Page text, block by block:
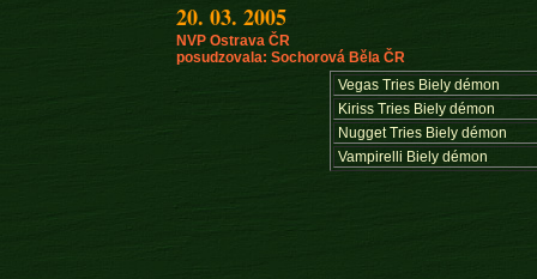
20. 03. 2005
NVP Ostrava ČR
posudzovala: Sochorová Běla ČR
Vegas Tries Biely démon
Kiriss Tries Biely démon
Nugget Tries Biely démon
Vampirelli Biely démon